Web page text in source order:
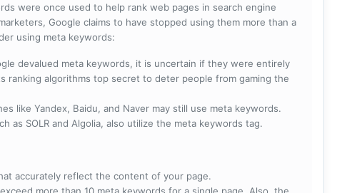
were once used to help rank web pages in search engine
Google claims to have stopped using them more than a
using meta keywords:
devalued meta keywords, it is uncertain if they were entirely
ranking algorithms top secret to deter people from gaming the
like Yandex, Baidu, and Naver may still use meta keywords.
as SOLR and Algolia, also utilize the meta keywords tag.
accurately reflect the content of your page.